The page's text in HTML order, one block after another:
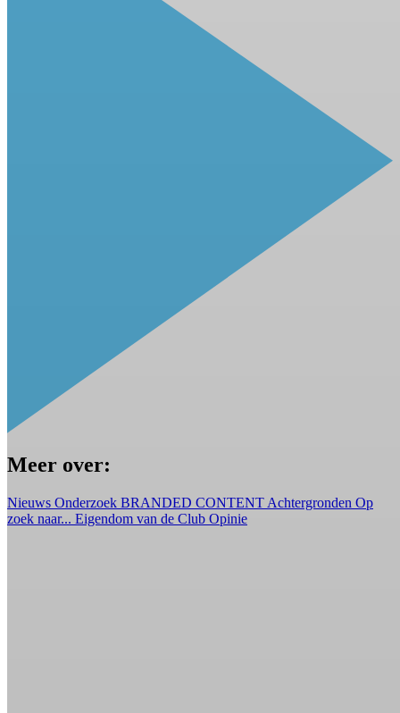
Meer over:
Nieuws Onderzoek BRANDED CONTENT Achtergronden Op
zoek naar... Eigendom van de Club Opinie